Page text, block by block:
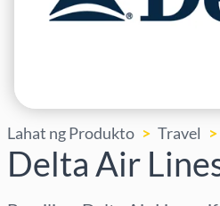
Lahat ng Produkto Travel
Delta Air